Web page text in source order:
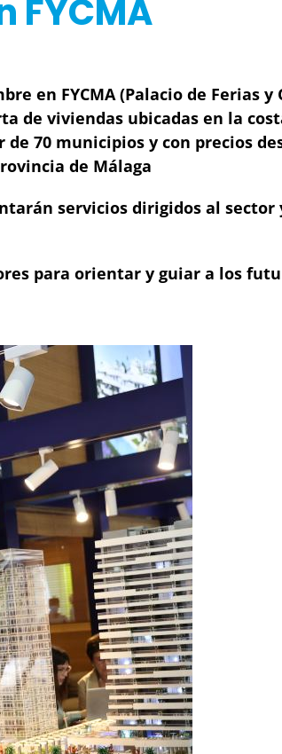
FYCMA
en FYCMA (Palacio de Ferias y
de viviendas ubicadas en la
70 municipios y con precios
de Málaga
servicios dirigidos al sector
para orientar y guiar a los